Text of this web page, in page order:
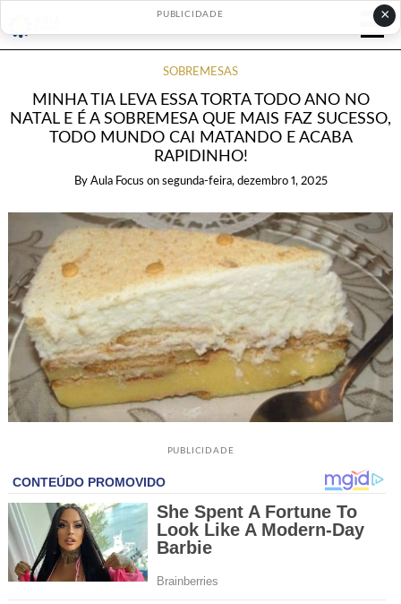
SOBREMESAS
MINHA TIA LEVA ESSA TORTA TODO ANO NO
NATAL E É A SOBREMESA QUE MAIS FAZ SUCESSO,
TODO MUNDO CAI MATANDO E ACABA
RAPIDINHO!
By Aula Focus on segunda-feira, dezembro 1, 2025
PUBLICIDADE
×
PUBLICIDADE